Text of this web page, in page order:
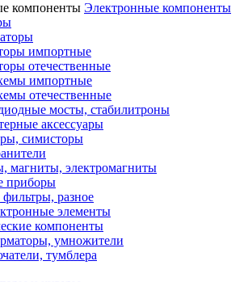
Электронные компоненты
импортные
отечественные
импортные
отечественные
мосты, стабилитроны
аксессуары
симисторы
магниты, электромагниты
приборы
разное
элементы
компоненты
умножители
тумблера